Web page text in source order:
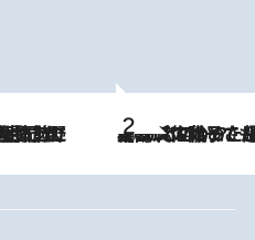
2026.8.5
【阿川佐和子さんの年とる力】なぜ70代で始めた趣味は“こんなに楽しい”のか？ ピアノ、俳句…スランプに陥っても続けられる“ある秘訣”とは